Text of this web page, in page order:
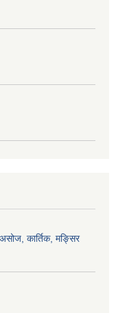
कार्तिक, मङ्सिर